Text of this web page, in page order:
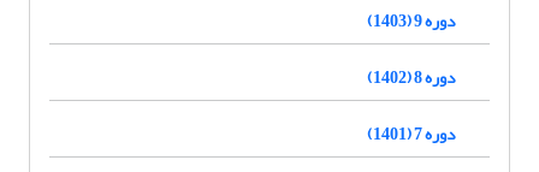
دوره 9 (1403)
دوره 8 (1402)
دوره 7 (1401)